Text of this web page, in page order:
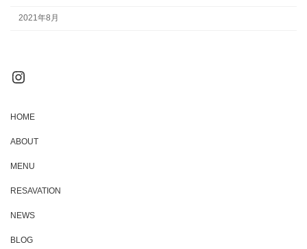
2021年8月
Instagram
HOME
ABOUT
MENU
RESAVATION
NEWS
BLOG